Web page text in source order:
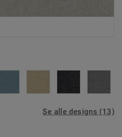
Se alle designs (13)